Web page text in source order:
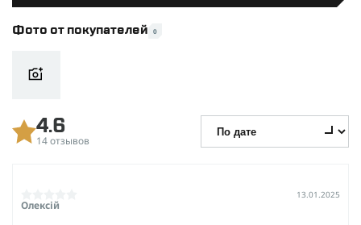
Фото от покупателей 0
4.6
14 отзывов
Олексій
13.01.2025